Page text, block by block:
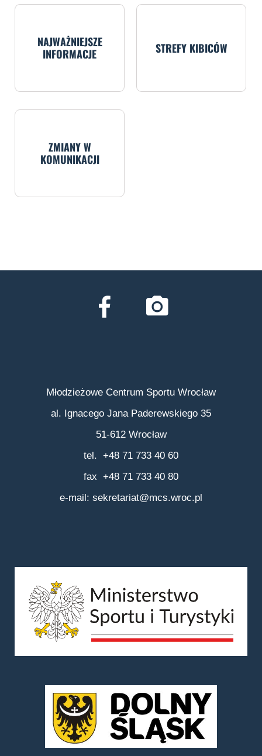
NAJWAŻNIEJSZE
INFORMACJE
STREFY KIBICÓW
ZMIANY W
KOMUNIKACJI
Młodzieżowe Centrum Sportu Wrocław
al. Ignacego Jana Paderewskiego 35
51-612 Wrocław
tel. +48 71 733 40 60
fax +48 71 733 40 80
e-mail: sekretariat@mcs.wroc.pl